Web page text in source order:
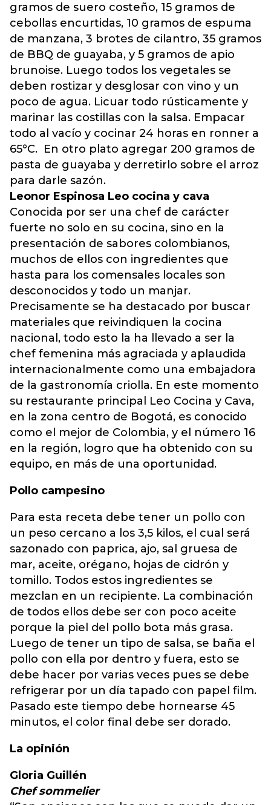
gramos de suero costeño, 15 gramos de
cebollas encurtidas, 10 gramos de espuma
de manzana, 3 brotes de cilantro, 35 gramos
de BBQ de guayaba, y 5 gramos de apio
brunoise. Luego todos los vegetales se
deben rostizar y desglosar con vino y un
poco de agua. Licuar todo rústicamente y
marinar las costillas con la salsa. Empacar
todo al vacío y cocinar 24 horas en ronner a
65°C. En otro plato agregar 200 gramos de
pasta de guayaba y derretirlo sobre el arroz
para darle sazón.
Leonor Espinosa Leo cocina y cava
Conocida por ser una chef de carácter
fuerte no solo en su cocina, sino en la
presentación de sabores colombianos,
muchos de ellos con ingredientes que
hasta para los comensales locales son
desconocidos y todo un manjar.
Precisamente se ha destacado por buscar
materiales que reivindiquen la cocina
nacional, todo esto la ha llevado a ser la
chef femenina más agraciada y aplaudida
internacionalmente como una embajadora
de la gastronomía criolla. En este momento
su restaurante principal Leo Cocina y Cava,
en la zona centro de Bogotá, es conocido
como el mejor de Colombia, y el número 16
en la región, logro que ha obtenido con su
equipo, en más de una oportunidad.
Pollo campesino
Para esta receta debe tener un pollo con
un peso cercano a los 3,5 kilos, el cual será
sazonado con paprica, ajo, sal gruesa de
mar, aceite, orégano, hojas de cidrón y
tomillo. Todos estos ingredientes se
mezclan en un recipiente. La combinación
de todos ellos debe ser con poco aceite
porque la piel del pollo bota más grasa.
Luego de tener un tipo de salsa, se baña el
pollo con ella por dentro y fuera, esto se
debe hacer por varias veces pues se debe
refrigerar por un día tapado con papel film.
Pasado este tiempo debe hornearse 45
minutos, el color final debe ser dorado.
La opinión
Gloria Guillén
Chef sommelier